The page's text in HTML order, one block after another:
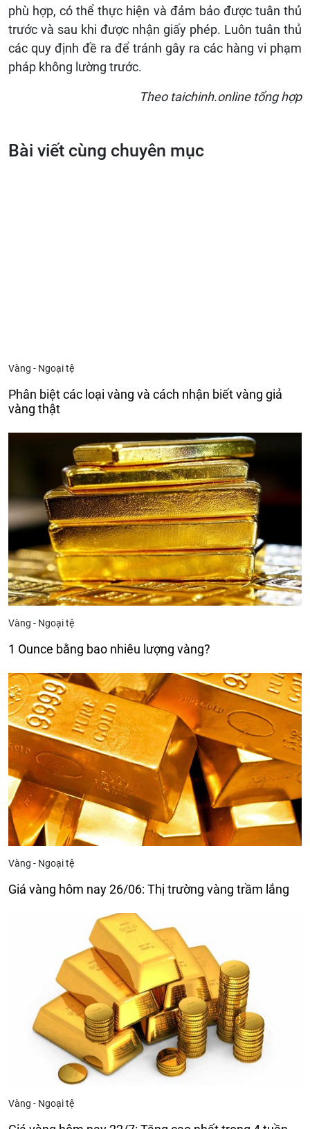
phù hợp, có thể thực hiện và đảm bảo được tuân thủ
trước và sau khi được nhận giấy phép. Luôn tuân thủ
các quy định đề ra để tránh gây ra các hàng vi phạm
pháp không lường trước.
Theo taichinh.online tổng hợp
Bài viết cùng chuyên mục
Vàng - Ngoại tệ
Phân biệt các loại vàng và cách nhận biết vàng giả
vàng thật
Vàng - Ngoại tệ
1 Ounce bằng bao nhiêu lượng vàng?
Vàng - Ngoại tệ
Giá vàng hôm nay 26/06: Thị trường vàng trầm lắng
Vàng - Ngoại tệ